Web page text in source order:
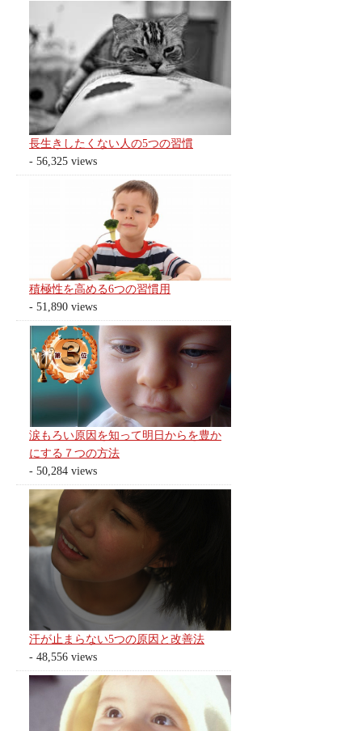
長生きしたくない人の5つの習慣
- 56,325 views
積極性を高める6つの習慣用
- 51,890 views
涙もろい原因を知って明日からを豊か
にする７つの方法
- 50,284 views
汗が止まらない5つの原因と改善法
- 48,556 views